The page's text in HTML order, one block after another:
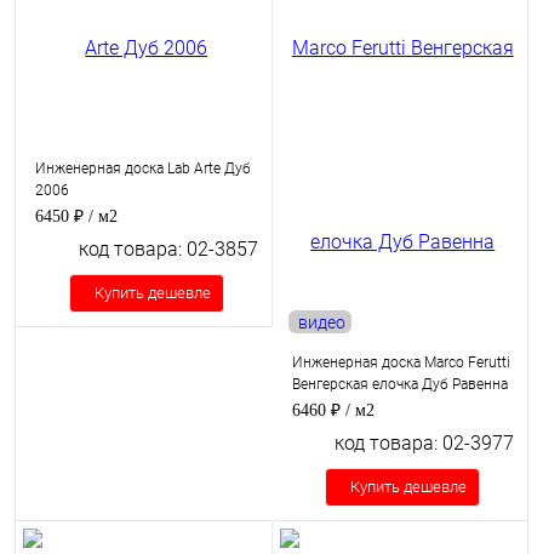
Инженерная доска Lab Arte Дуб
2006
6450 ₽ / м2
код товара: 02-3857
Купить дешевле
видео
Инженерная доска Marco Ferutti
Венгерская елочка Дуб Равенна
6460 ₽ / м2
код товара: 02-3977
Купить дешевле